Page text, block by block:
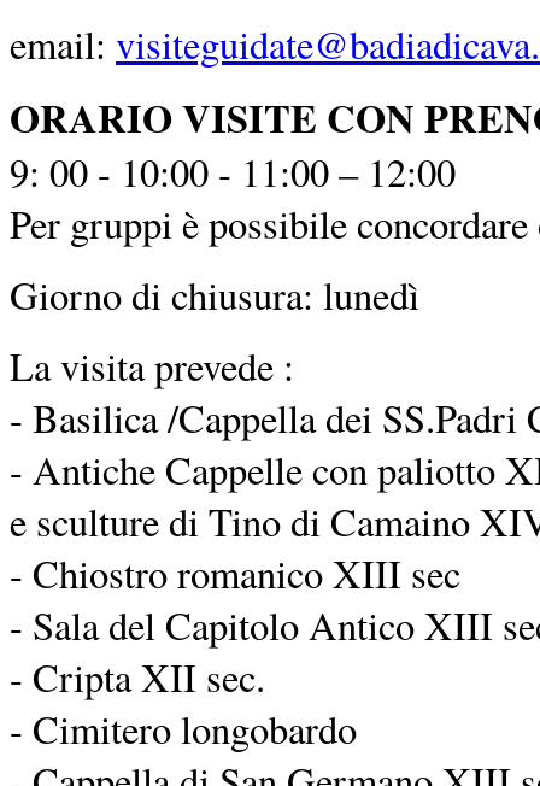
email:
ORARIO VISITE CON
9: 00 - 10:00 - 11:00 – 12:00
Per gruppi è possibile
Giorno di chiusura: lunedì
La visita prevede :
- Basilica /Cappella dei
- Antiche Cappelle con paliotto
e sculture di Tino di Camaino
- Chiostro romanico XIII sec
- Sala del Capitolo Antico XIII
- Cripta XII sec.
- Cimitero longobardo